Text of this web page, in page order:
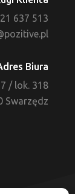
637 513
Biura
/ lok. 318
Swarzędz